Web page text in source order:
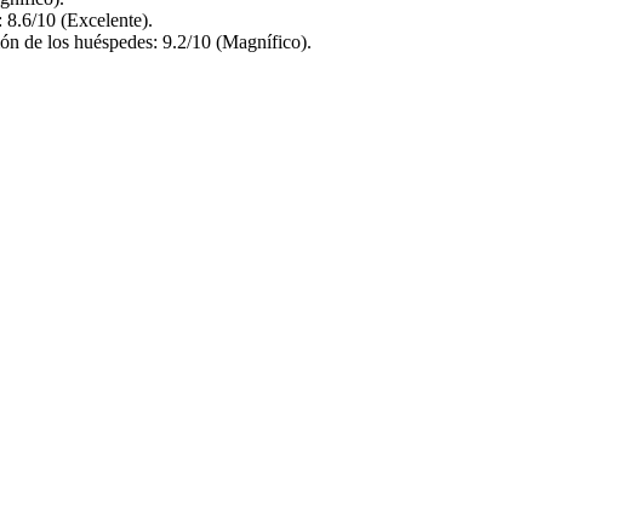
8.6/10 (Excelente).
de los huéspedes: 9.2/10 (Magnífico).